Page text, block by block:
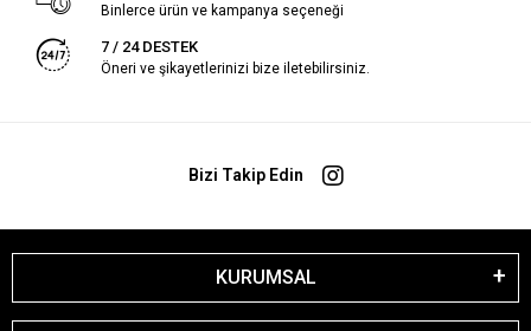
Binlerce ürün ve kampanya seçeneği
7 / 24 DESTEK
Öneri ve şikayetlerinizi bize iletebilirsiniz.
Bizi Takip Edin
KURUMSAL